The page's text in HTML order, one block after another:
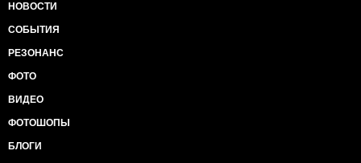
НОВОСТИ
СОБЫТИЯ
РЕЗОНАНС
ФОТО
ВИДЕО
ФОТОШОПЫ
БЛОГИ